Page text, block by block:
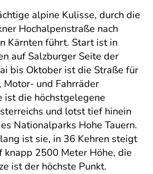
alpine Kulisse, durch die
Hochalpenstraße nach
Kärnten führt. Start ist in
auf Salzburger Seite der
bis Oktober ist die Straße für
Motor- und Fahrräder
ist die höchstgelegene
und lotst tief hinein
Nationalparks Hohe Tauern.
ist sie, in 36 Kehren steigt
knapp 2500 Meter Höhe, die
ist der höchste Punkt.